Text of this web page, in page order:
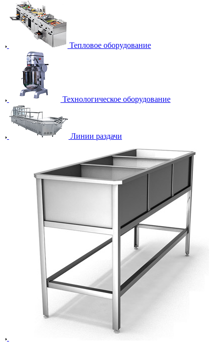
Тепловое оборудование
Технологическое оборудование
Линии раздачи